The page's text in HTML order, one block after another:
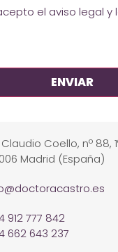
el aviso legal y
Coello, nº 88,
Madrid (España)
912 777 842
662 643 237